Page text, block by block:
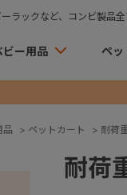
ラックなど、コンビ製品
ビー用品 ペッ
品 > ペットカート > 耐荷
耐荷